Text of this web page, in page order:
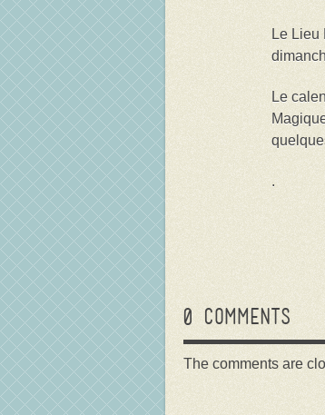
Le Lieu
Le
.
0 comments
The comments are